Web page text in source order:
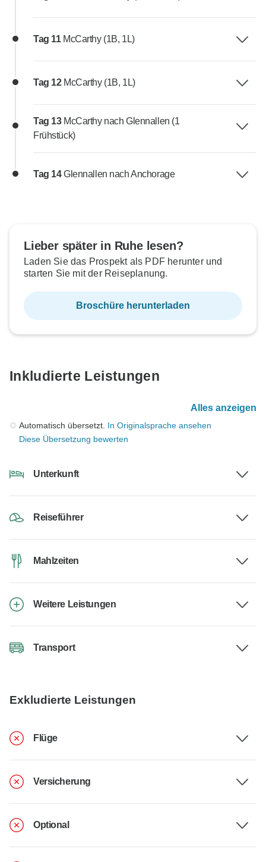
Tag 11 McCarthy (1B, 1L)
Tag 12 McCarthy (1B, 1L)
Tag 13 McCarthy nach Glennallen (1
Frühstück)
Tag 14Glennallen nach Anchorage
Lieber später in Ruhe lesen?
Laden Sie das Prospekt als PDF herunter und
starten Sie mit der Reiseplanung.
Broschüre herunterladen
Inkludierte Leistungen
Alles anzeigen
Automatisch übersetzt. In Originalsprache ansehen
Diese Übersetzung bewerten
Unterkunft
Reiseführer
Mahlzeiten
Weitere Leistungen
Transport
Exkludierte Leistungen
Flüge
Versicherung
Optional